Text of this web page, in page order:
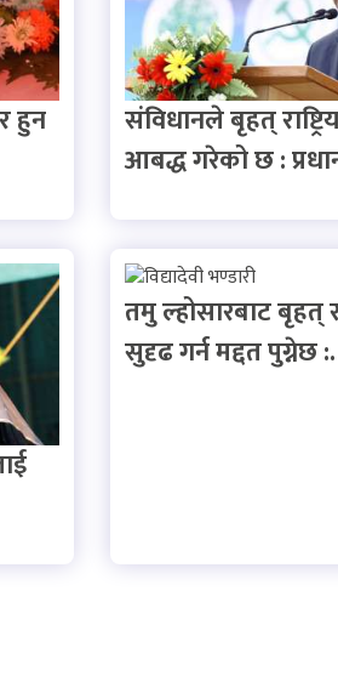
हुन
संविधानले बृहत्
आबद्ध गरेको छ :
तमु ल्होसारबाट बृहत्
सुदृढ गर्न मद्दत पुग्नेछ